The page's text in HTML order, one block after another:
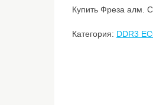
Купить Фреза алм.
Категория: DDR3